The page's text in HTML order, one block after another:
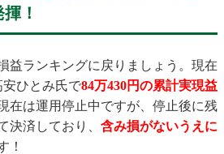
！
益ランキングに戻りましょう。現在
ひとみ氏で84万430円の累計実現益
在は運用停止中ですが、停止後に残
決済しており、 含み損がないうえに
！